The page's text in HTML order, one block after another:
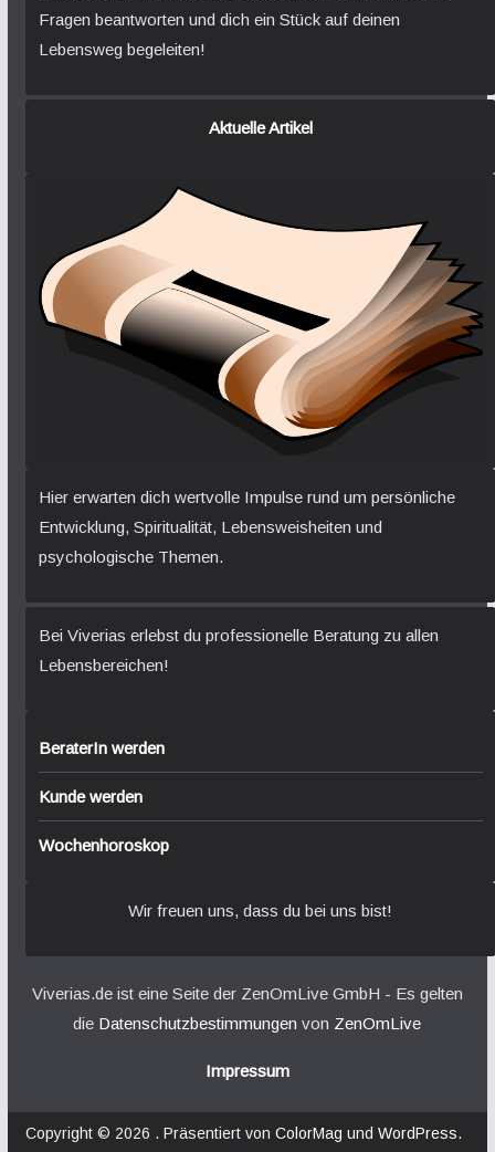
Fragen beantworten und dich ein Stück auf deinen
Lebensweg begeleiten!
Aktuelle Artikel
Hier erwarten dich wertvolle Impulse rund um persönliche
Entwicklung, Spiritualität, Lebensweisheiten und
psychologische Themen.
Bei Viverias erlebst du professionelle Beratung zu allen
Lebensbereichen!
BeraterIn werden
Kunde werden
Wochenhoroskop
Wir freuen uns, dass du bei uns bist!
Viverias.de ist eine Seite der ZenOmLive GmbH - Es gelten
die Datenschutzbestimmungen von ZenOmLive
Impressum
Copyright © 2026 . Präsentiert von ColorMag und WordPress.